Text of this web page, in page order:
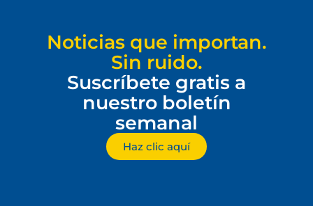
Noticias que importan.
Sin ruido.
Suscríbete gratis a
nuestro boletín
semanal
Haz clic aquí